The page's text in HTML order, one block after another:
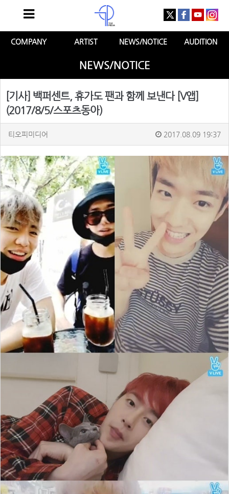
COMPANY ARTIST NEWS/NOTICE AUDITION
NEWS/NOTICE
[기사] 백퍼센트, 휴가도 팬과 함께 보낸다 [V앱]
(2017/8/5/스포츠동아)
티오피미디어 2017.08.09 19:37